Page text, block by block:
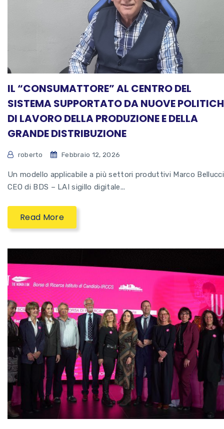
IL “CONSUMATTORE” AL CENTRO DEL
SISTEMA SUPPORTATO DA NUOVE
DI LAVORO DELLA PRODUZIONE E DELLA
GRANDE DISTRIBUZIONE
roberto Febbraio 12, 2026
Un modello applicabile a più settori produttivi Marco
CEO di BDS – LAI sigillo digitale...
Read More